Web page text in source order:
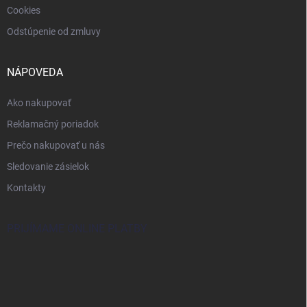
Cookies
Odstúpenie od zmluvy
NÁPOVEDA
Ako nakupovať
Reklamačný poriadok
Prečo nakupovať u nás
Sledovanie zásielok
Kontakty
PRIJÍMAME ONLINE PLATBY